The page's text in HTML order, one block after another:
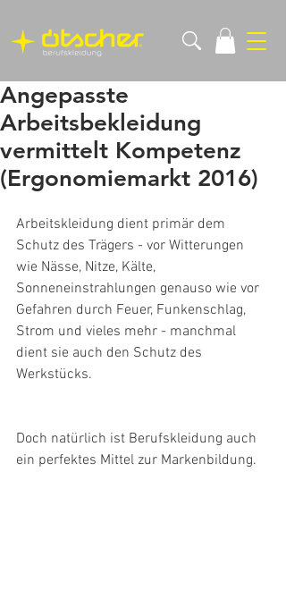
Angepasste
Arbeitsbekleidung
vermittelt Kompetenz
(Ergonomiemarkt 2016)
Arbeitskleidung dient primär dem
Schutz des Trägers - vor Witterungen
wie Nässe, Nitze, Kälte,
Sonneneinstrahlungen genauso wie vor
Gefahren durch Feuer, Funkenschlag,
Strom und vieles mehr - manchmal
dient sie auch den Schutz des
Werkstücks.
Doch natürlich ist Berufskleidung auch
ein perfektes Mittel zur Markenbildung.